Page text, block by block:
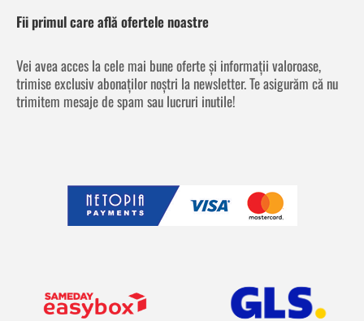
Fii primul care află ofertele noastre
Vei avea acces la cele mai bune oferte și informații valoroase,
trimise exclusiv abonaților noștri la newsletter. Te asigurăm că nu
trimitem mesaje de spam sau lucruri inutile!